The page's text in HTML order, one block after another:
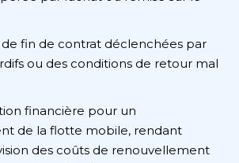
fin de contrat déclenchées par
ou des conditions de retour mal
financière pour un
de la flotte mobile, rendant
des coûts de renouvellement